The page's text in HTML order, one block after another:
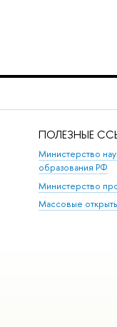
ПОЛЕЗНЫЕ
Министерство
образования РФ
Министерство
Массовые